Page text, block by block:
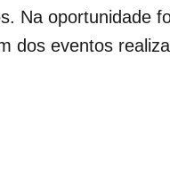
Na oportunidade
dos eventos